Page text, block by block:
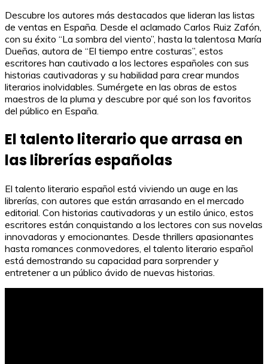
Descubre los autores más destacados que lideran las listas
de ventas en España. Desde el aclamado Carlos Ruiz Zafón,
con su éxito “La sombra del viento”, hasta la talentosa María
Dueñas, autora de “El tiempo entre costuras”, estos
escritores han cautivado a los lectores españoles con sus
historias cautivadoras y su habilidad para crear mundos
literarios inolvidables. Sumérgete en las obras de estos
maestros de la pluma y descubre por qué son los favoritos
del público en España.
El talento literario que arrasa en
las librerías españolas
El talento literario español está viviendo un auge en las
librerías, con autores que están arrasando en el mercado
editorial. Con historias cautivadoras y un estilo único, estos
escritores están conquistando a los lectores con sus novelas
innovadoras y emocionantes. Desde thrillers apasionantes
hasta romances conmovedores, el talento literario español
está demostrando su capacidad para sorprender y
entretener a un público ávido de nuevas historias.